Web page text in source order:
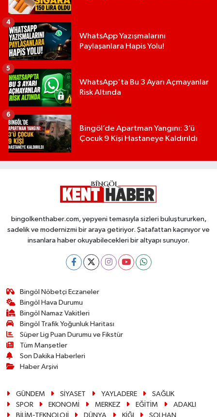
WhatsApp Yazışmalarını
Paylaşanlara Hapis Yolu!
4
WhatsApp'ta Bu 3 Ayarı Açmayanlar
Risk Altında
5
Bingöl’de Apartman Yangını: 3’ü
Çocuk 9 Kişi Hastaneye Kaldırıldı
6
bingolkenthaber.com, yepyeni temasıyla sizleri buluştururken,
sadelik ve modernizmi bir araya getiriyor. Şatafattan kaçınıyor ve
insanlara haber okuyabilecekleri bir altyapı sunuyor.
Bingöl Nöbetçi Eczaneler
Bingöl Hava Durumu
Bingöl Namaz Vakitleri
Bingöl Trafik Yoğunluk Haritası
Süper Lig Puan Durumu ve Fikstür
Tüm Manşetler
Son Dakika Haberleri
Haber Arşivi
GÜNDEM SİYASET YAYLADERE
SAĞLIK
SPOR
EKONOMİ MERKEZ EĞİTİM
ADAKLI
BİLİM-TEKNOLOJİ
DÜNYA KİĞI SOLHAN